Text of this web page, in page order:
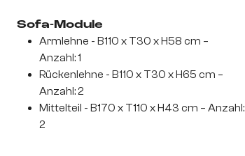
Sofa-Module
Armlehne - B110 x T30 x H58 cm –
Anzahl: 1
Rückenlehne - B110 x T30 x H65 cm –
Anzahl: 2
Mittelteil - B170 x T110 x H43 cm – Anzahl:
2